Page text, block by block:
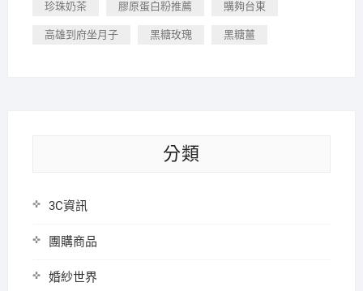
珍珠奶茶 膠原蛋白粉推薦 購夠台東
高雄到府坐月子 黑糖玫瑰 黑糖薑
分類
3C資訊
團購商品
婚紗世界